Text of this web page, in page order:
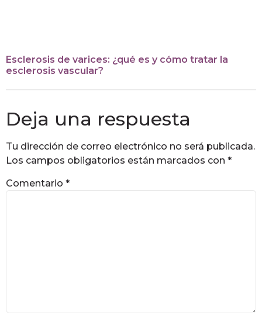
Esclerosis de varices: ¿qué es y cómo tratar la
esclerosis vascular?
Deja una respuesta
Tu dirección de correo electrónico no será publicada.
Los campos obligatorios están marcados con *
Comentario *